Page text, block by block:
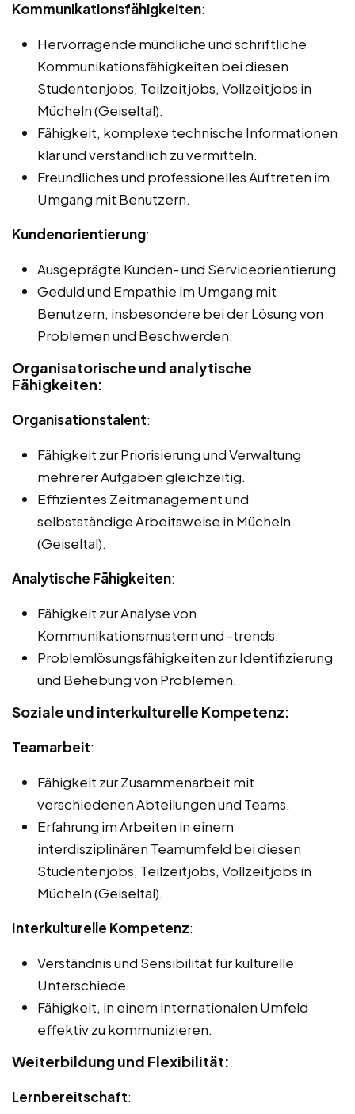
Kommunikationsfähigkeiten:
Hervorragende mündliche und schriftliche
Kommunikationsfähigkeiten bei diesen
Studentenjobs, Teilzeitjobs, Vollzeitjobs in
Mücheln (Geiseltal).
Fähigkeit, komplexe technische Informationen
klar und verständlich zu vermitteln.
Freundliches und professionelles Auftreten im
Umgang mit Benutzern.
Kundenorientierung:
Ausgeprägte Kunden- und Serviceorientierung.
Geduld und Empathie im Umgang mit
Benutzern, insbesondere bei der Lösung von
Problemen und Beschwerden.
Organisatorische und analytische
Fähigkeiten:
Organisationstalent:
Fähigkeit zur Priorisierung und Verwaltung
mehrerer Aufgaben gleichzeitig.
Effizientes Zeitmanagement und
selbstständige Arbeitsweise in Mücheln
(Geiseltal).
Analytische Fähigkeiten:
Fähigkeit zur Analyse von
Kommunikationsmustern und -trends.
Problemlösungsfähigkeiten zur Identifizierung
und Behebung von Problemen.
Soziale und interkulturelle Kompetenz:
Teamarbeit:
Fähigkeit zur Zusammenarbeit mit
verschiedenen Abteilungen und Teams.
Erfahrung im Arbeiten in einem
interdisziplinären Teamumfeld bei diesen
Studentenjobs, Teilzeitjobs, Vollzeitjobs in
Mücheln (Geiseltal).
Interkulturelle Kompetenz:
Verständnis und Sensibilität für kulturelle
Unterschiede.
Fähigkeit, in einem internationalen Umfeld
effektiv zu kommunizieren.
Weiterbildung und Flexibilität:
Lernbereitschaft: